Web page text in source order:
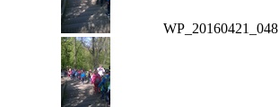
WP_20160421_048